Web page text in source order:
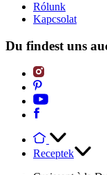
Rólunk
Kapcsolat
Du findest uns
Receptek